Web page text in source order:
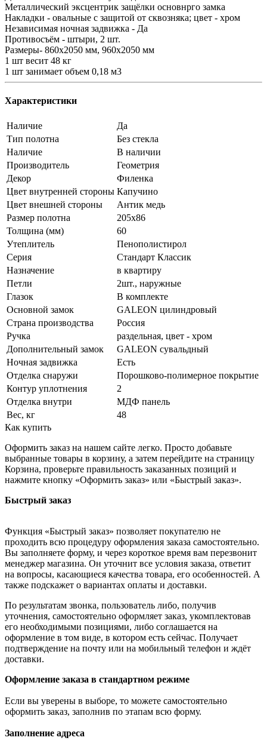
Металлический эксцентрик защёлки основнрго замка
Накладки - овальные с защитой от сквозняка; цвет - хром
Независимая ночная задвижка - Да
Противосъём - штыри, 2 шт.
Размеры- 860х2050 мм, 960х2050 мм
1 шт весит 48 кг
1 шт занимает объем 0,18 м3
Характеристики
Наличие
Да
Тип полотна
Без стекла
Наличие
В наличии
Производитель
Геометрия
Декор
Филенка
Цвет внутренней стороны Капучино
Цвет внешней стороны
Антик медь
Размер полотна
205x86
Толщина (мм)
60
Утеплитель
Пенополистирол
Серия
Стандарт Классик
Назначение
в квартиру
Петли
2шт., наружные
Глазок
В комплекте
Основной замок
GALEON цилиндровый
Страна производства
Россия
Ручка
раздельная, цвет - хром
Дополнительный замок
GALEON сувальдный
Ночная задвижка
Есть
Отделка снаружи
Порошково-полимерное покрытие
Контур уплотнения
2
Отделка внутри
МДФ панель
Вес, кг
48
Как купить
Оформить заказ на нашем сайте легко. Просто добавьте
выбранные товары в корзину, а затем перейдите на страницу
Корзина, проверьте правильность заказанных позиций и
нажмите кнопку «Оформить заказ» или «Быстрый заказ».
Быстрый заказ
Функция «Быстрый заказ» позволяет покупателю не
проходить всю процедуру оформления заказа самостоятельно.
Вы заполняете форму, и через короткое время вам перезвонит
менеджер магазина. Он уточнит все условия заказа, ответит
на вопросы, касающиеся качества товара, его особенностей. А
также подскажет о вариантах оплаты и доставки.
По результатам звонка, пользователь либо, получив
уточнения, самостоятельно оформляет заказ, укомплектовав
его необходимыми позициями, либо соглашается на
оформление в том виде, в котором есть сейчас. Получает
подтверждение на почту или на мобильный телефон и ждёт
доставки.
Оформление заказа в стандартном режиме
Если вы уверены в выборе, то можете самостоятельно
оформить заказ, заполнив по этапам всю форму.
Заполнение адреса